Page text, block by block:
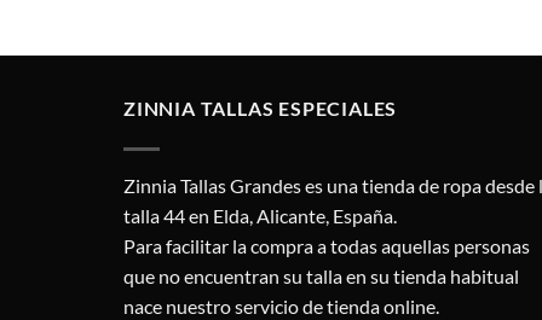
ZINNIA TALLAS ESPECIALES
Zinnia Tallas Grandes es una tienda de ropa desde
talla 44 en Elda, Alicante, España.
Para facilitar la compra a todas aquellas personas
que no encuentran su talla en su tienda habitual
nace nuestro servicio de tienda online.